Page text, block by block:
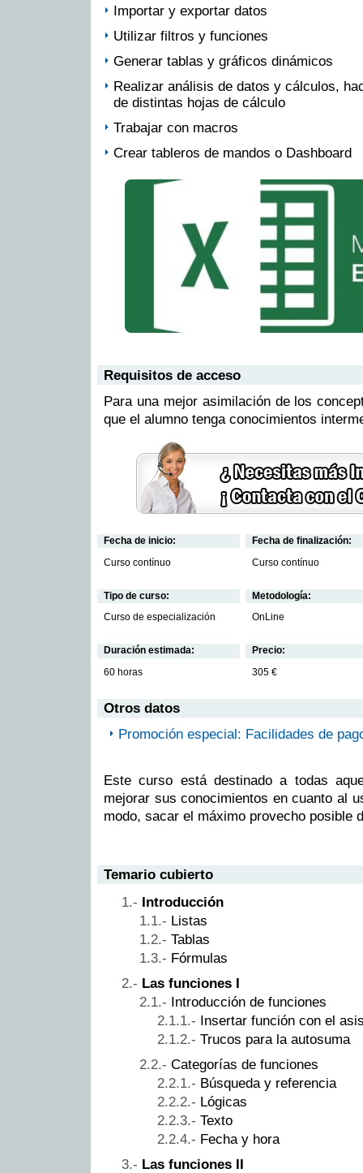
Importar y exportar datos
Utilizar filtros y funciones
Generar tablas y gráficos dinámicos
Realizar análisis de datos y cálculos,
de distintas hojas de cálculo
Trabajar con macros
Crear tableros de mandos o Dashboard
Requisitos de acceso
Para una mejor asimilación de los
que el alumno tenga conocimientos
Fecha de inicio:
Curso contínuo
Fecha de finalización:
Curso contínuo
Tipo de curso:
Curso de especialización
Metodología:
OnLine
Duración estimada:
60 horas
Precio:
305 €
Otros datos
Promoción especial: Facilidades de
Este curso está destinado a todas
mejorar sus conocimientos en cuanto al
modo, sacar el máximo provecho posible
Temario cubierto
Introducción
Listas
Tablas
Fórmulas
Las funciones I
Introducción de funciones
Insertar función con el
Trucos para la autosuma
Categorías de funciones
Búsqueda y referencia
Lógicas
Texto
Fecha y hora
Las funciones II